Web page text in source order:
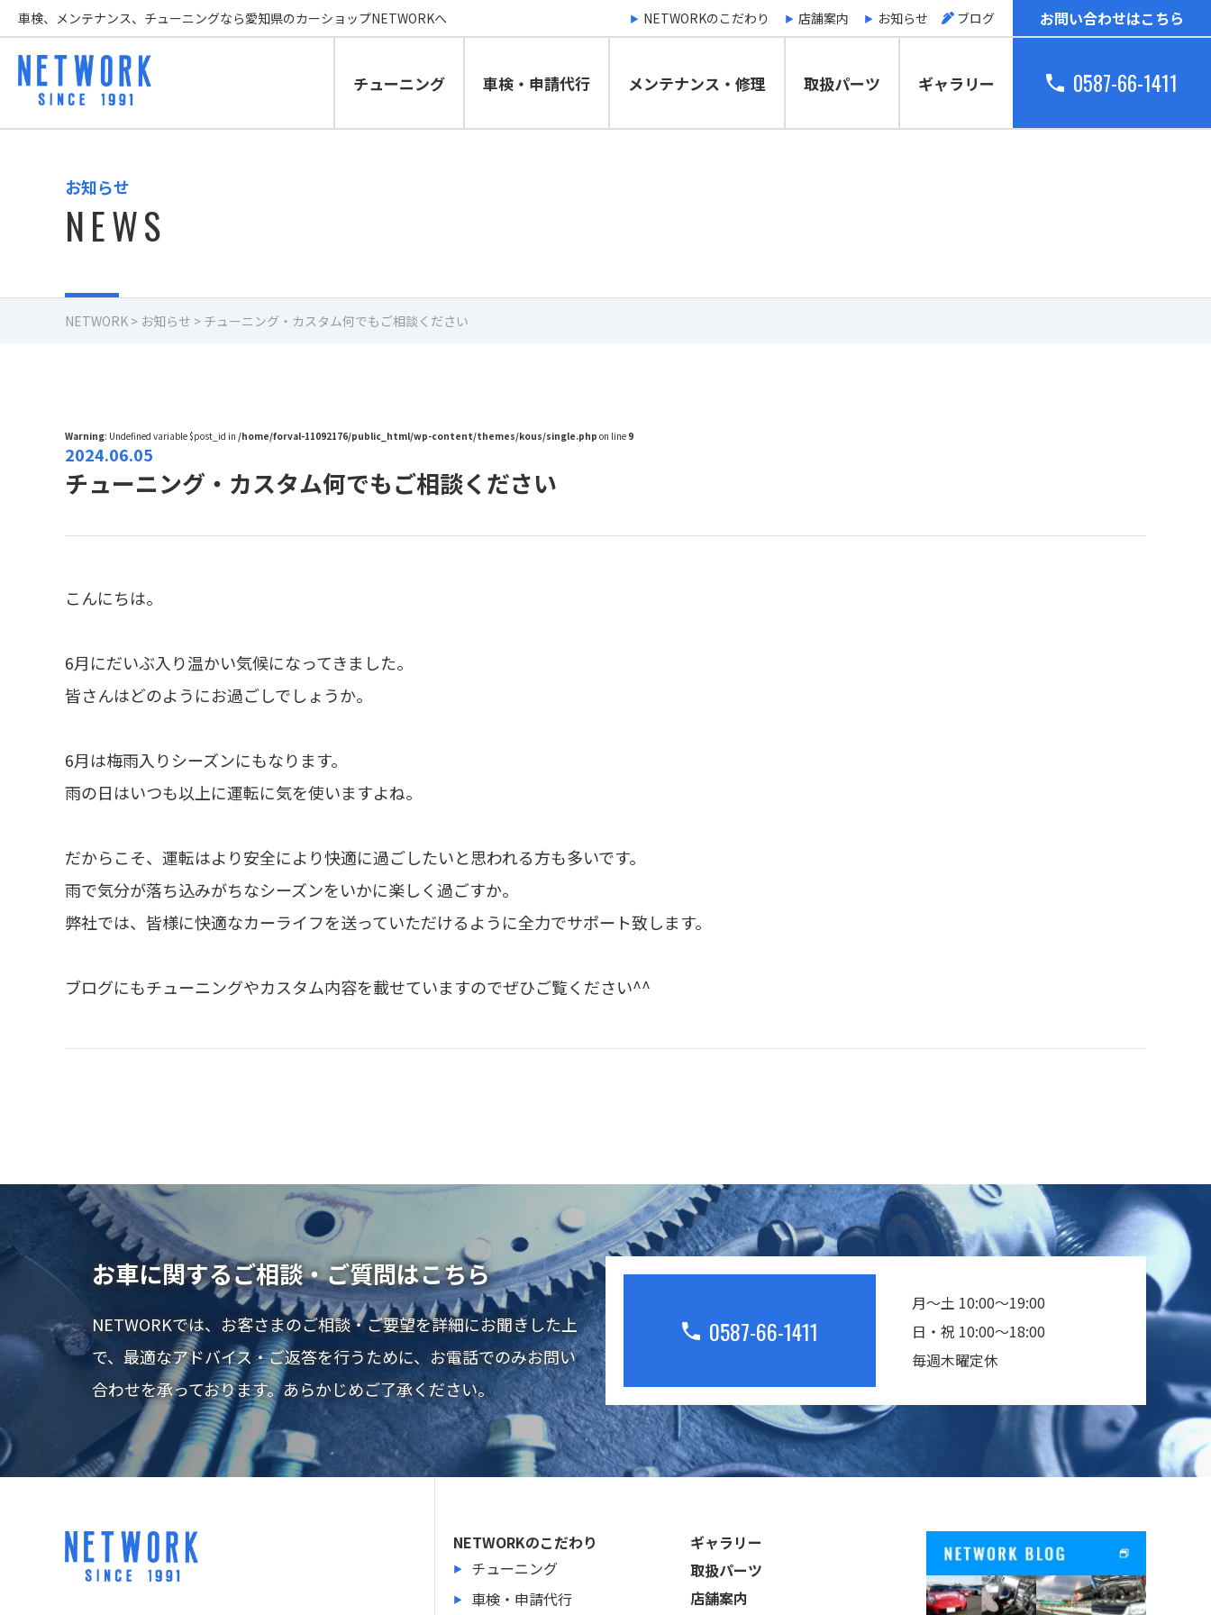
車検、メンテナンス、チューニングなら愛知県のカーショップNETWORKへ NETWORKのこだわり 店舗案内 お知らせ ブログ お問い合わせはこちら
チューニング 車検・申請代行 メンテナンス・修理 取扱パーツ ギャラリー 0587-66-1411
お知らせ
NEWS
NETWORK > お知らせ > チューニング・カスタム何でもご相談ください
Warning: Undefined variable $post_id in /home/forval-11092176/public_html/wp-content/themes/kous/single.php on line 9
2024.06.05
チューニング・カスタム何でもご相談ください
こんにちは。
6月にだいぶ入り温かい気候になってきました。
皆さんはどのようにお過ごしでしょうか。
6月は梅雨入りシーズンにもなります。
雨の日はいつも以上に運転に気を使いますよね。
だからこそ、運転はより安全により快適に過ごしたいと思われる方も多いです。
雨で気分が落ち込みがちなシーズンをいかに楽しく過ごすか。
弊社では、皆様に快適なカーライフを送っていただけるように全力でサポート致します。
ブログにもチューニングやカスタム内容を載せていますのでぜひご覧ください^^
お車に関するご相談・ご質問はこちら
NETWORKでは、お客さまのご相談・ご要望を詳細にお聞きした上
で、最適なアドバイス・ご返答を行うために、お電話でのみお問い
合わせを承っております。あらかじめご了承ください。
0587-66-1411
月～土 10:00～19:00
日・祝 10:00～18:00
毎週木曜定休
NETWORKのこだわり
チューニング
車検・申請代行
ギャラリー
取扱パーツ
店舗案内